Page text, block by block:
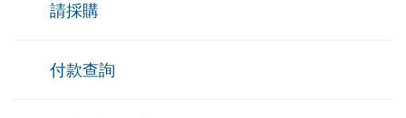
請採購
付款查詢